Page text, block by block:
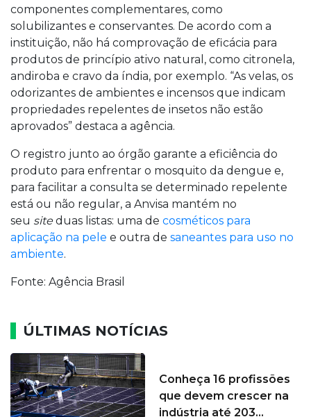
componentes complementares, como
solubilizantes e conservantes. De acordo com a
instituição, não há comprovação de eficácia para
produtos de princípio ativo natural, como citronela,
andiroba e cravo da índia, por exemplo. “As velas, os
odorizantes de ambientes e incensos que indicam
propriedades repelentes de insetos não estão
aprovados” destaca a agência.
O registro junto ao órgão garante a eficiência do
produto para enfrentar o mosquito da dengue e,
para facilitar a consulta se determinado repelente
está ou não regular, a Anvisa mantém no
seu siteduas listas: uma de cosméticos para
aplicação na pele e outra de saneantes para uso no
ambiente.
Fonte: Agência Brasil
ÚLTIMAS NOTÍCIAS
Conheça 16 profissões
que devem crescer na
indústria até 203...